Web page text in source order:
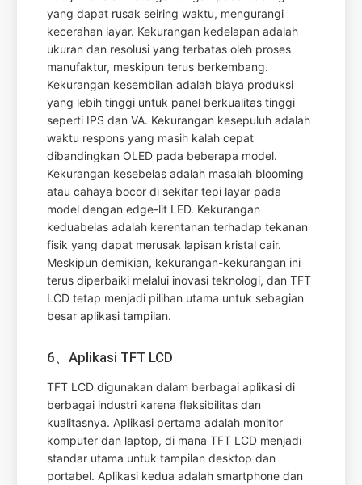
yang dapat rusak seiring waktu, mengurangi
kecerahan layar. Kekurangan kedelapan adalah
ukuran dan resolusi yang terbatas oleh proses
manufaktur, meskipun terus berkembang.
Kekurangan kesembilan adalah biaya produksi
yang lebih tinggi untuk panel berkualitas tinggi
seperti IPS dan VA. Kekurangan kesepuluh adalah
waktu respons yang masih kalah cepat
dibandingkan OLED pada beberapa model.
Kekurangan kesebelas adalah masalah blooming
atau cahaya bocor di sekitar tepi layar pada
model dengan edge-lit LED. Kekurangan
keduabelas adalah kerentanan terhadap tekanan
fisik yang dapat merusak lapisan kristal cair.
Meskipun demikian, kekurangan-kekurangan ini
terus diperbaiki melalui inovasi teknologi, dan TFT
LCD tetap menjadi pilihan utama untuk sebagian
besar aplikasi tampilan.
6、Aplikasi TFT LCD
TFT LCD digunakan dalam berbagai aplikasi di
berbagai industri karena fleksibilitas dan
kualitasnya. Aplikasi pertama adalah monitor
komputer dan laptop, di mana TFT LCD menjadi
standar utama untuk tampilan desktop dan
portabel. Aplikasi kedua adalah smartphone dan